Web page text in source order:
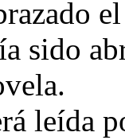
sido
leída